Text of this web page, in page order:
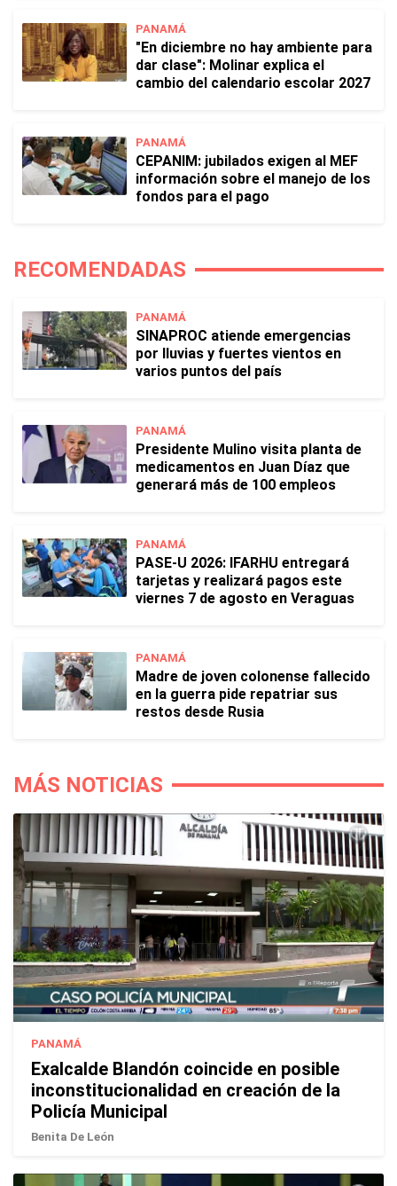
PANAMÁ
"En diciembre no hay ambiente para
dar clase": Molinar explica el
cambio del calendario escolar 2027
PANAMÁ
CEPANIM: jubilados exigen al MEF
información sobre el manejo de los
fondos para el pago
RECOMENDADAS
PANAMÁ
SINAPROC atiende emergencias
por lluvias y fuertes vientos en
varios puntos del país
PANAMÁ
Presidente Mulino visita planta de
medicamentos en Juan Díaz que
generará más de 100 empleos
PANAMÁ
PASE-U 2026: IFARHU entregará
tarjetas y realizará pagos este
viernes 7 de agosto en Veraguas
PANAMÁ
Madre de joven colonense fallecido
en la guerra pide repatriar sus
restos desde Rusia
MÁS NOTICIAS
PANAMÁ
Exalcalde Blandón coincide en posible
inconstitucionalidad en creación de la
Policía Municipal
Benita De León